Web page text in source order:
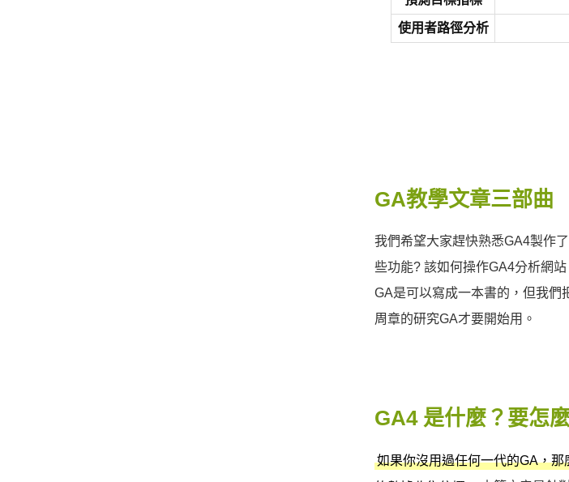
使用者路徑分析
GA教學文章三部曲
我們希望大家趕快熟悉GA4製作
些功能? 該如何操作GA4分析網
GA是可以寫成一本書的，但我們
周章的研究GA才要開始用。
GA4 是什麼？要怎
如果你沒用過任何一代的GA，